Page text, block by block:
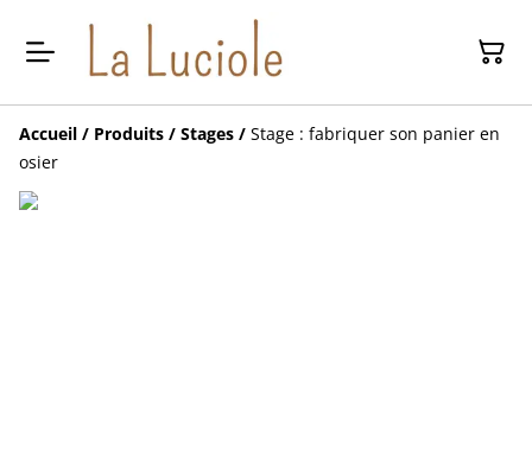
Accueil / Produits / Stages / Stage : fabriquer son panier en
osier